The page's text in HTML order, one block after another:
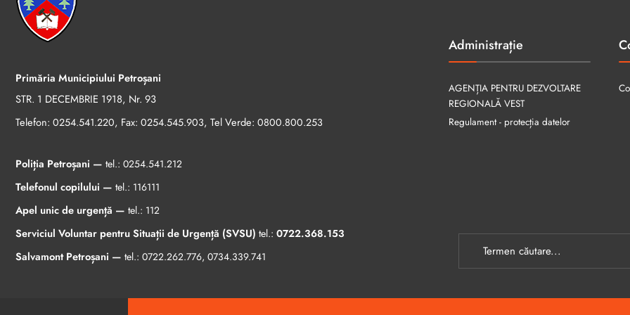
Primăria Municipiului Petroșani
STR. 1 DECEMBRIE 1918, Nr. 93
Telefon: 0254.541.220, Fax: 0254.545.903, Tel Verde: 0800.800.253
Poliția Petroșani — tel.: 0254.541.212
Telefonul copilului — tel.: 116111
Apel unic de urgență — tel.: 112
Serviciul Voluntar pentru Situații de Urgență (SVSU) tel.: 0722.368.153
Salvamont Petroșani — tel.: 0722.262.776, 0734.339.741
Administrație
AGENȚIA PENTRU DEZVOLTARE
REGIONALĂ VEST
Regulament - protecția datelor